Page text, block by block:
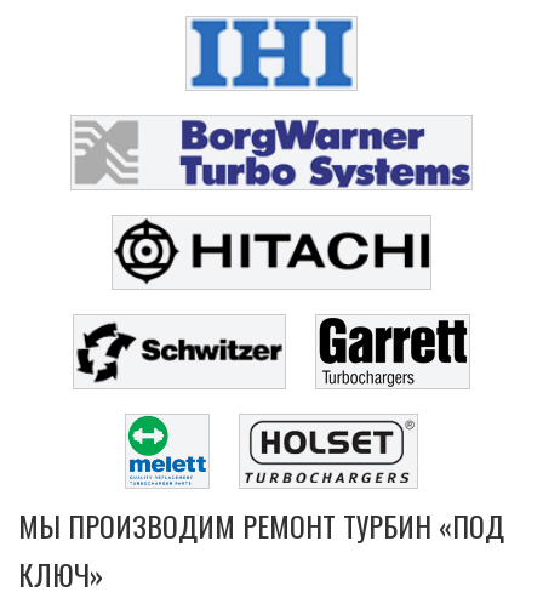
МЫ ПРОИЗВОДИМ РЕМОНТ ТУРБИН «ПОД
КЛЮЧ»